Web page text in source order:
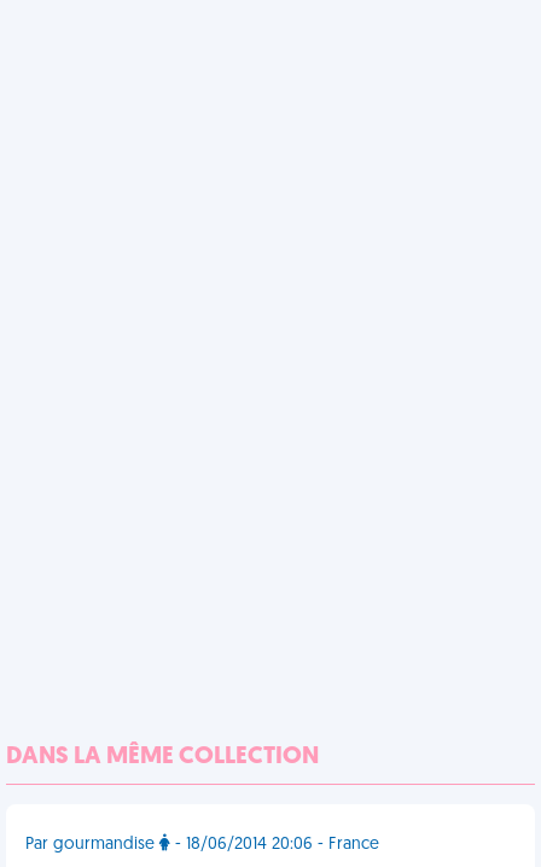
DANS LA MÊME COLLECTION
Par gourmandise - 18/06/2014 20:06 - France